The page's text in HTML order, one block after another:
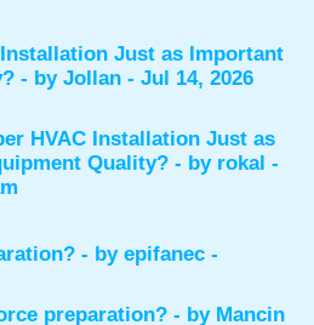
Just as Important
- by Jollan - Jul 14, 2026
HVAC Installation Just as
Quality? - by rokal -
- by epifanec -
preparation? - by Mancin